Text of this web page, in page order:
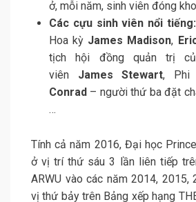
ở, mỗi năm, sinh viên đóng
Các cựu sinh viên nổi tiếng:
Hoa kỳ James Madison,
tịch hội đồng quản trị
viên James Stewart, Phi
Conrad – người thứ ba đặt
…
Tính cả năm 2016, Đại học
ở vị trí thứ sáu 3 lần liên tiếp
ARWU vào các năm 2014, 2015,
vị thứ bảy trên Bảng xếp hạng